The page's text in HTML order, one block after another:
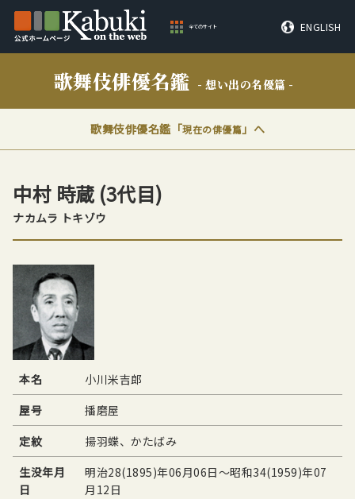
全てのサイト ENGLISH
歌舞伎俳優名鑑 - 想い出の名優篇 -
歌舞伎俳優名鑑「現在の俳優篇」へ
中村 時蔵 (3代目)
ナカムラ トキゾウ
本名
小川米吉郎
屋号
播磨屋
定紋
揚羽蝶、かたばみ
生没年月
日
明治28(1895)年06月06日〜昭和34(1959)年07
月12日